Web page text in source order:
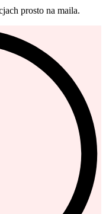
prosto na maila.